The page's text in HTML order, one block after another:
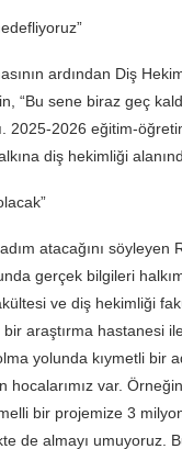
ardından Diş
“Bu sene biraz geç
2025-2026 eğitim-
diş hekimliği
atacağını
gerçek bilgileri
ve diş hekimliği
bir araştırma
yolunda kıymetli bir
var.
bir projemize 3
de almayı umuyoruz.